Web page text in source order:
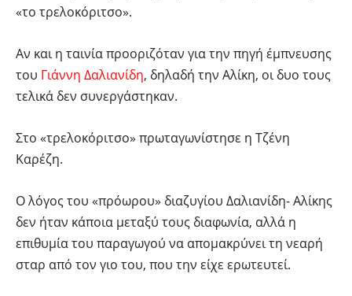
«το τρελοκόριτσο».
Αν και η ταινία προοριζόταν για την πηγή έμπνευσης
του Γιάννη Δαλιανίδη, δηλαδή την Αλίκη, οι δυο τους
τελικά δεν συνεργάστηκαν.
Στο «τρελοκόριτσο» πρωταγωνίστησε η Τζένη
Καρέζη.
Ο λόγος του «πρόωρου» διαζυγίου Δαλιανίδη- Αλίκης
δεν ήταν κάποια μεταξύ τους διαφωνία, αλλά η
επιθυμία του παραγωγού να απομακρύνει τη νεαρή
σταρ από τον γιο του, που την είχε ερωτευτεί.